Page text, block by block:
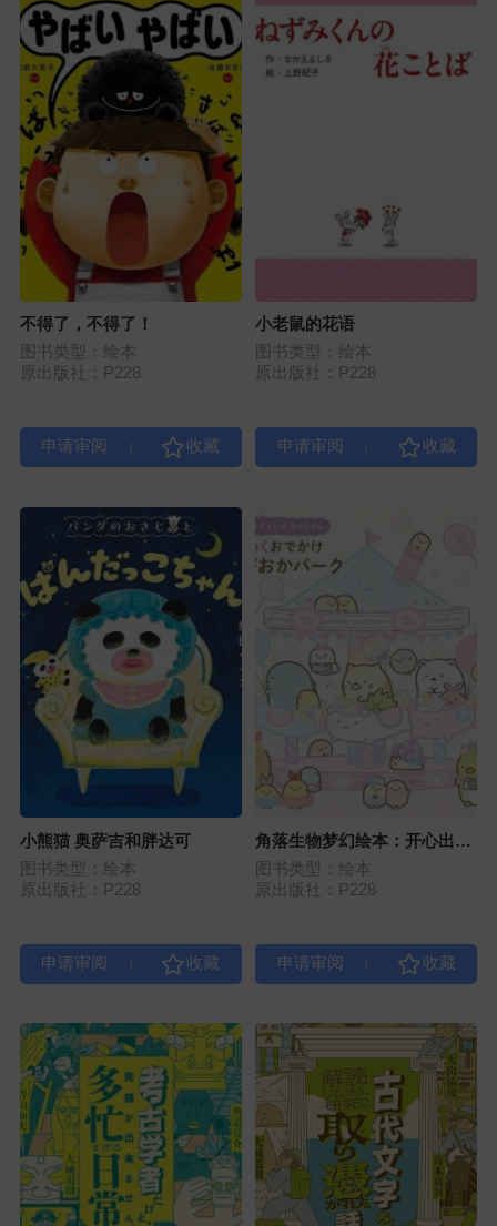
不得了，不得了！
图书类型：绘本
原出版社：P228
小老鼠的花语
图书类型：绘本
原出版社：P228
小熊猫 奥萨吉和胖达可
图书类型：绘本
原出版社：P228
角落生物梦幻绘本：开心出
发！珍珠乐园
图书类型：绘本
原出版社：P228